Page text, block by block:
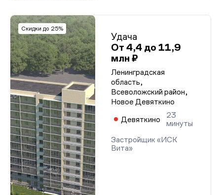
Скидки до 25%
Удача
От 4,4 до 11,9
млн ₽
Ленинградская
область,
Всеволожский район,
Новое Девяткино
Девяткино
23
минуты
Застройщик «ИСК
Вита»